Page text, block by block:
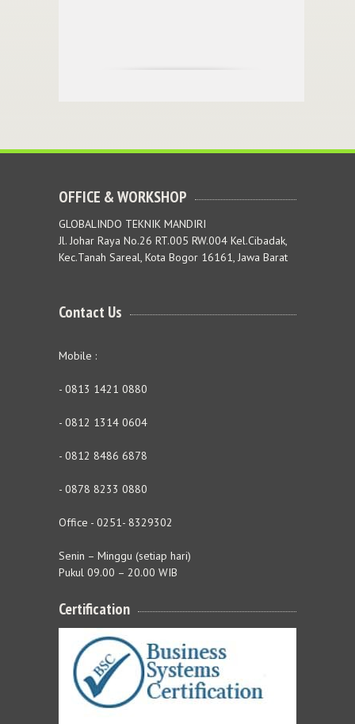
OFFICE & WORKSHOP
GLOBALINDO TEKNIK MANDIRI
Jl. Johar Raya No.26 RT.005 RW.004 Kel.Cibadak,
Kec.Tanah Sareal, Kota Bogor 16161, Jawa Barat
Contact Us
Mobile :
- 0813 1421 0880
- 0812 1314 0604
- 0812 8486 6878
- 0878 8233 0880
Office - 0251- 8329302
Senin – Minggu (setiap hari)
Pukul 09.00 – 20.00 WIB
Certification